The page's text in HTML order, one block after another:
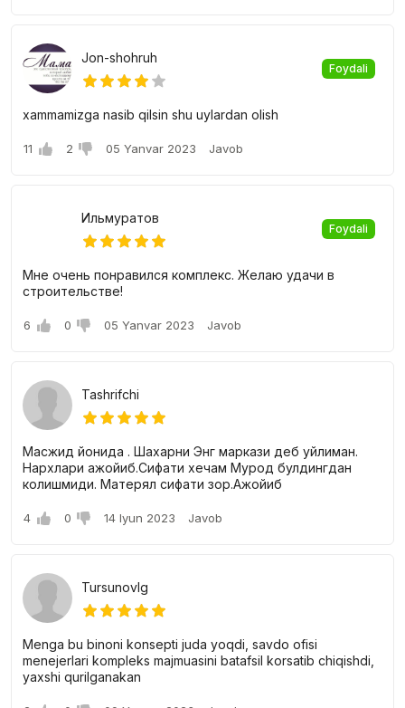
Jon-shohruh
Foydali
xammamizga nasib qilsin shu uylardan olish
11 2 05 Yanvar 2023 Javob
Ильмуратов
Foydali
Мне очень понравился комплекс. Желаю удачи в
строительстве!
6 0 05 Yanvar 2023 Javob
Tashrifchi
Масжид йонида . Шахарни Энг маркази деб уйлиман.
Нархлари ажойиб.Сифати хечам Мурод булдингдан
колишмиди. Матерял сифати зор.Ажойиб
4 0 14 Iyun 2023 Javob
Tursunovlg
Menga bu binoni konsepti juda yoqdi, savdo ofisi
menejerlari kompleks majmuasini batafsil korsatib chiqishdi,
yaxshi qurilganakan